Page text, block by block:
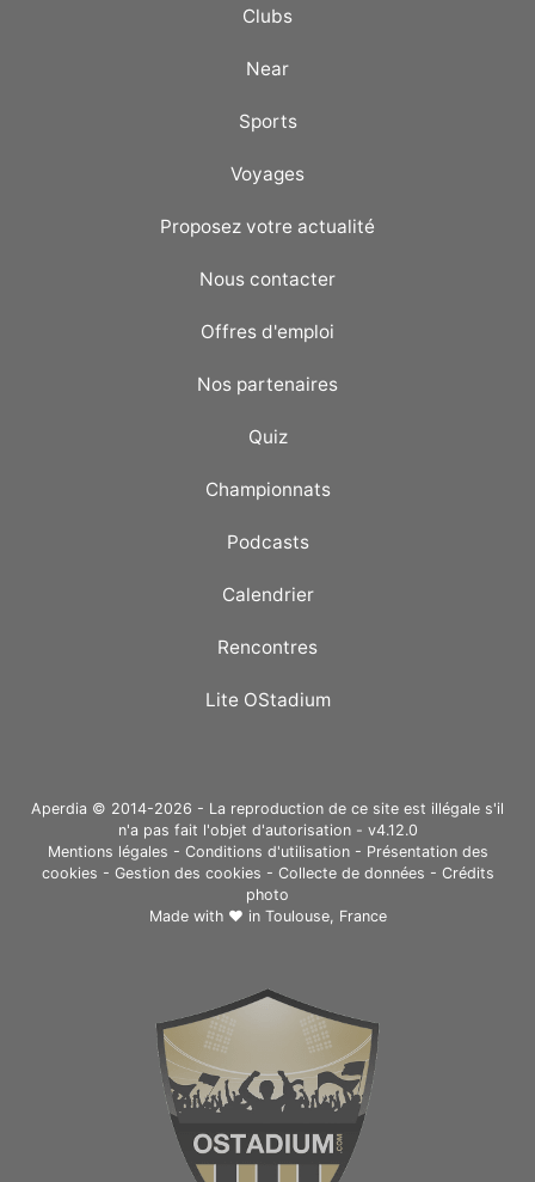
Clubs
Near
Sports
Voyages
Proposez votre actualité
Nous contacter
Offres d'emploi
Nos partenaires
Quiz
Championnats
Podcasts
Calendrier
Rencontres
Lite OStadium
Aperdia © 2014-2026 - La reproduction de ce site est illégale s'il
n'a pas fait l'objet d'autorisation - v4.12.0
Mentions légales - Conditions d'utilisation- Présentation des
cookies - Gestion des cookies - Collecte de données - Crédits
photo
Made with ❤ in Toulouse, France